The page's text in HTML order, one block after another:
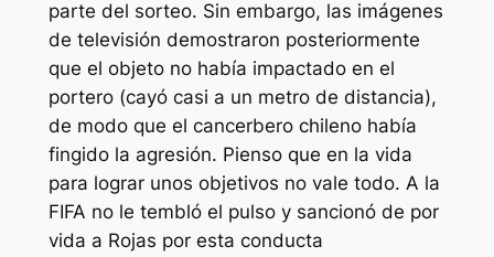
parte del sorteo. Sin embargo, las imágenes
de televisión demostraron posteriormente
que el objeto no había impactado en el
portero (cayó casi a un metro de distancia),
de modo que el cancerbero chileno había
fingido la agresión. Pienso que en la vida
para lograr unos objetivos no vale todo. A la
FIFA no le tembló el pulso y sancionó de por
vida a Rojas por esta conducta